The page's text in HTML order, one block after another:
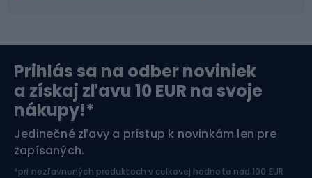
Orientačný beh
Lyžovanie
Športová elektronika
Jazdectvo
Prihlás sa na odber noviniek
a získaj zľavu 10 EUR na svoje
nákupy!*
Jedinečné zľavy a prístup k novinkám len pre
zapísaných.
*pri nezľavnených produktoch v celkovej hodnote nad 100 EUR